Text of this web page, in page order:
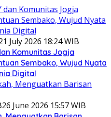
July 2026 18:24 WIB
Komunitas Jogja
Sembako, Wujud Nyata
Digital
26 June 2026 15:57 WIB